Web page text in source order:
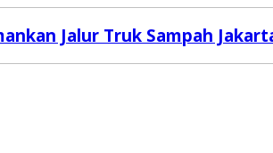
Jalur Truk Sampah